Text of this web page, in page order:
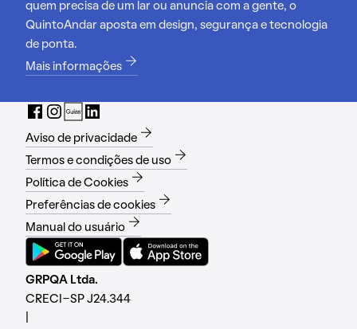
quem precisa de um lar ou anuncia com a gente, o
QuintoAndar aposta em design, segurança e tecnologia
de ponta.
Mais informações
Aviso de privacidade
Termos e condições de uso
Política de Cookies
Preferências de cookies
Manual do usuário
GRPQA Ltda.
CRECI-SP J24.344